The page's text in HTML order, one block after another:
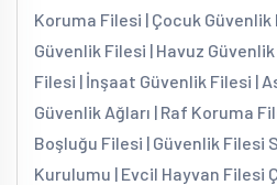
Koruma Filesi | Çocuk Güvenlik
Güvenlik Filesi | Havuz
Filesi | İnşaat Güvenlik Filesi |
Güvenlik Ağları | Raf Koruma
Boşluğu Filesi | Güvenlik Filesi
Kurulumu | Evcil Hayvan Filesi